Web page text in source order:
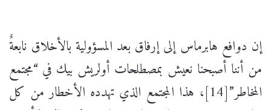
إن دوافع هابرماس إلى إرفاق بعد المسؤولية بالأخلاق نابعةٌ
من أننا أصبحنا نعيش بمصطلحات أولريش بيك في “مجتمع
المخاطر”[14]، هذا المجتمع الذي تهدده الأخطار من كل